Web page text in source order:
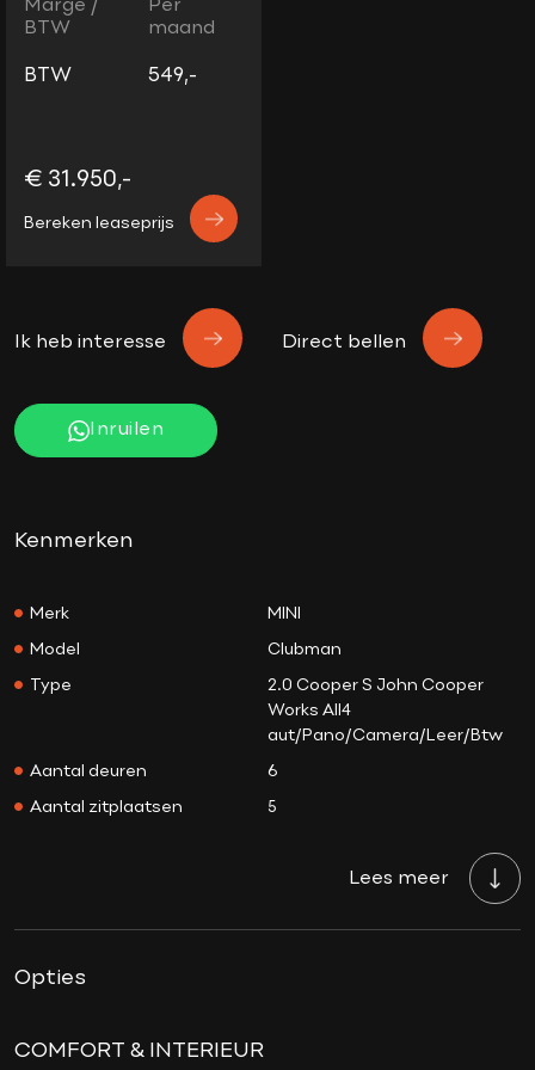
Marge /
BTW
BTW
Per
maand
549,-
€ 31.950,-
Bereken leaseprijs
Ik heb interesse Direct bellen
Inruilen
Kenmerken
Merk MINI
Model Clubman
Type
2.0 Cooper S John Cooper
Works All4
aut/Pano/Camera/Leer/Btw
Aantal deuren 6
Aantal zitplaatsen 5
Bouwjaar
Prijs
Lees meer
Opties
COMFORT & INTERIEUR